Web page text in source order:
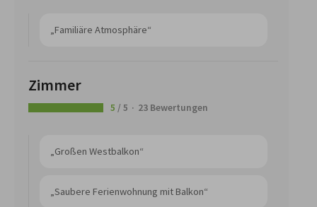
„Familiäre Atmosphäre“
Zimmer
5 / 5 23 Bewertungen
„Großen Westbalkon“
„Saubere Ferienwohnung mit Balkon“